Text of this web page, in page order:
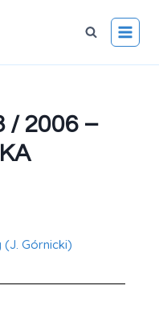
/ 2006 –
(J. Górnicki)